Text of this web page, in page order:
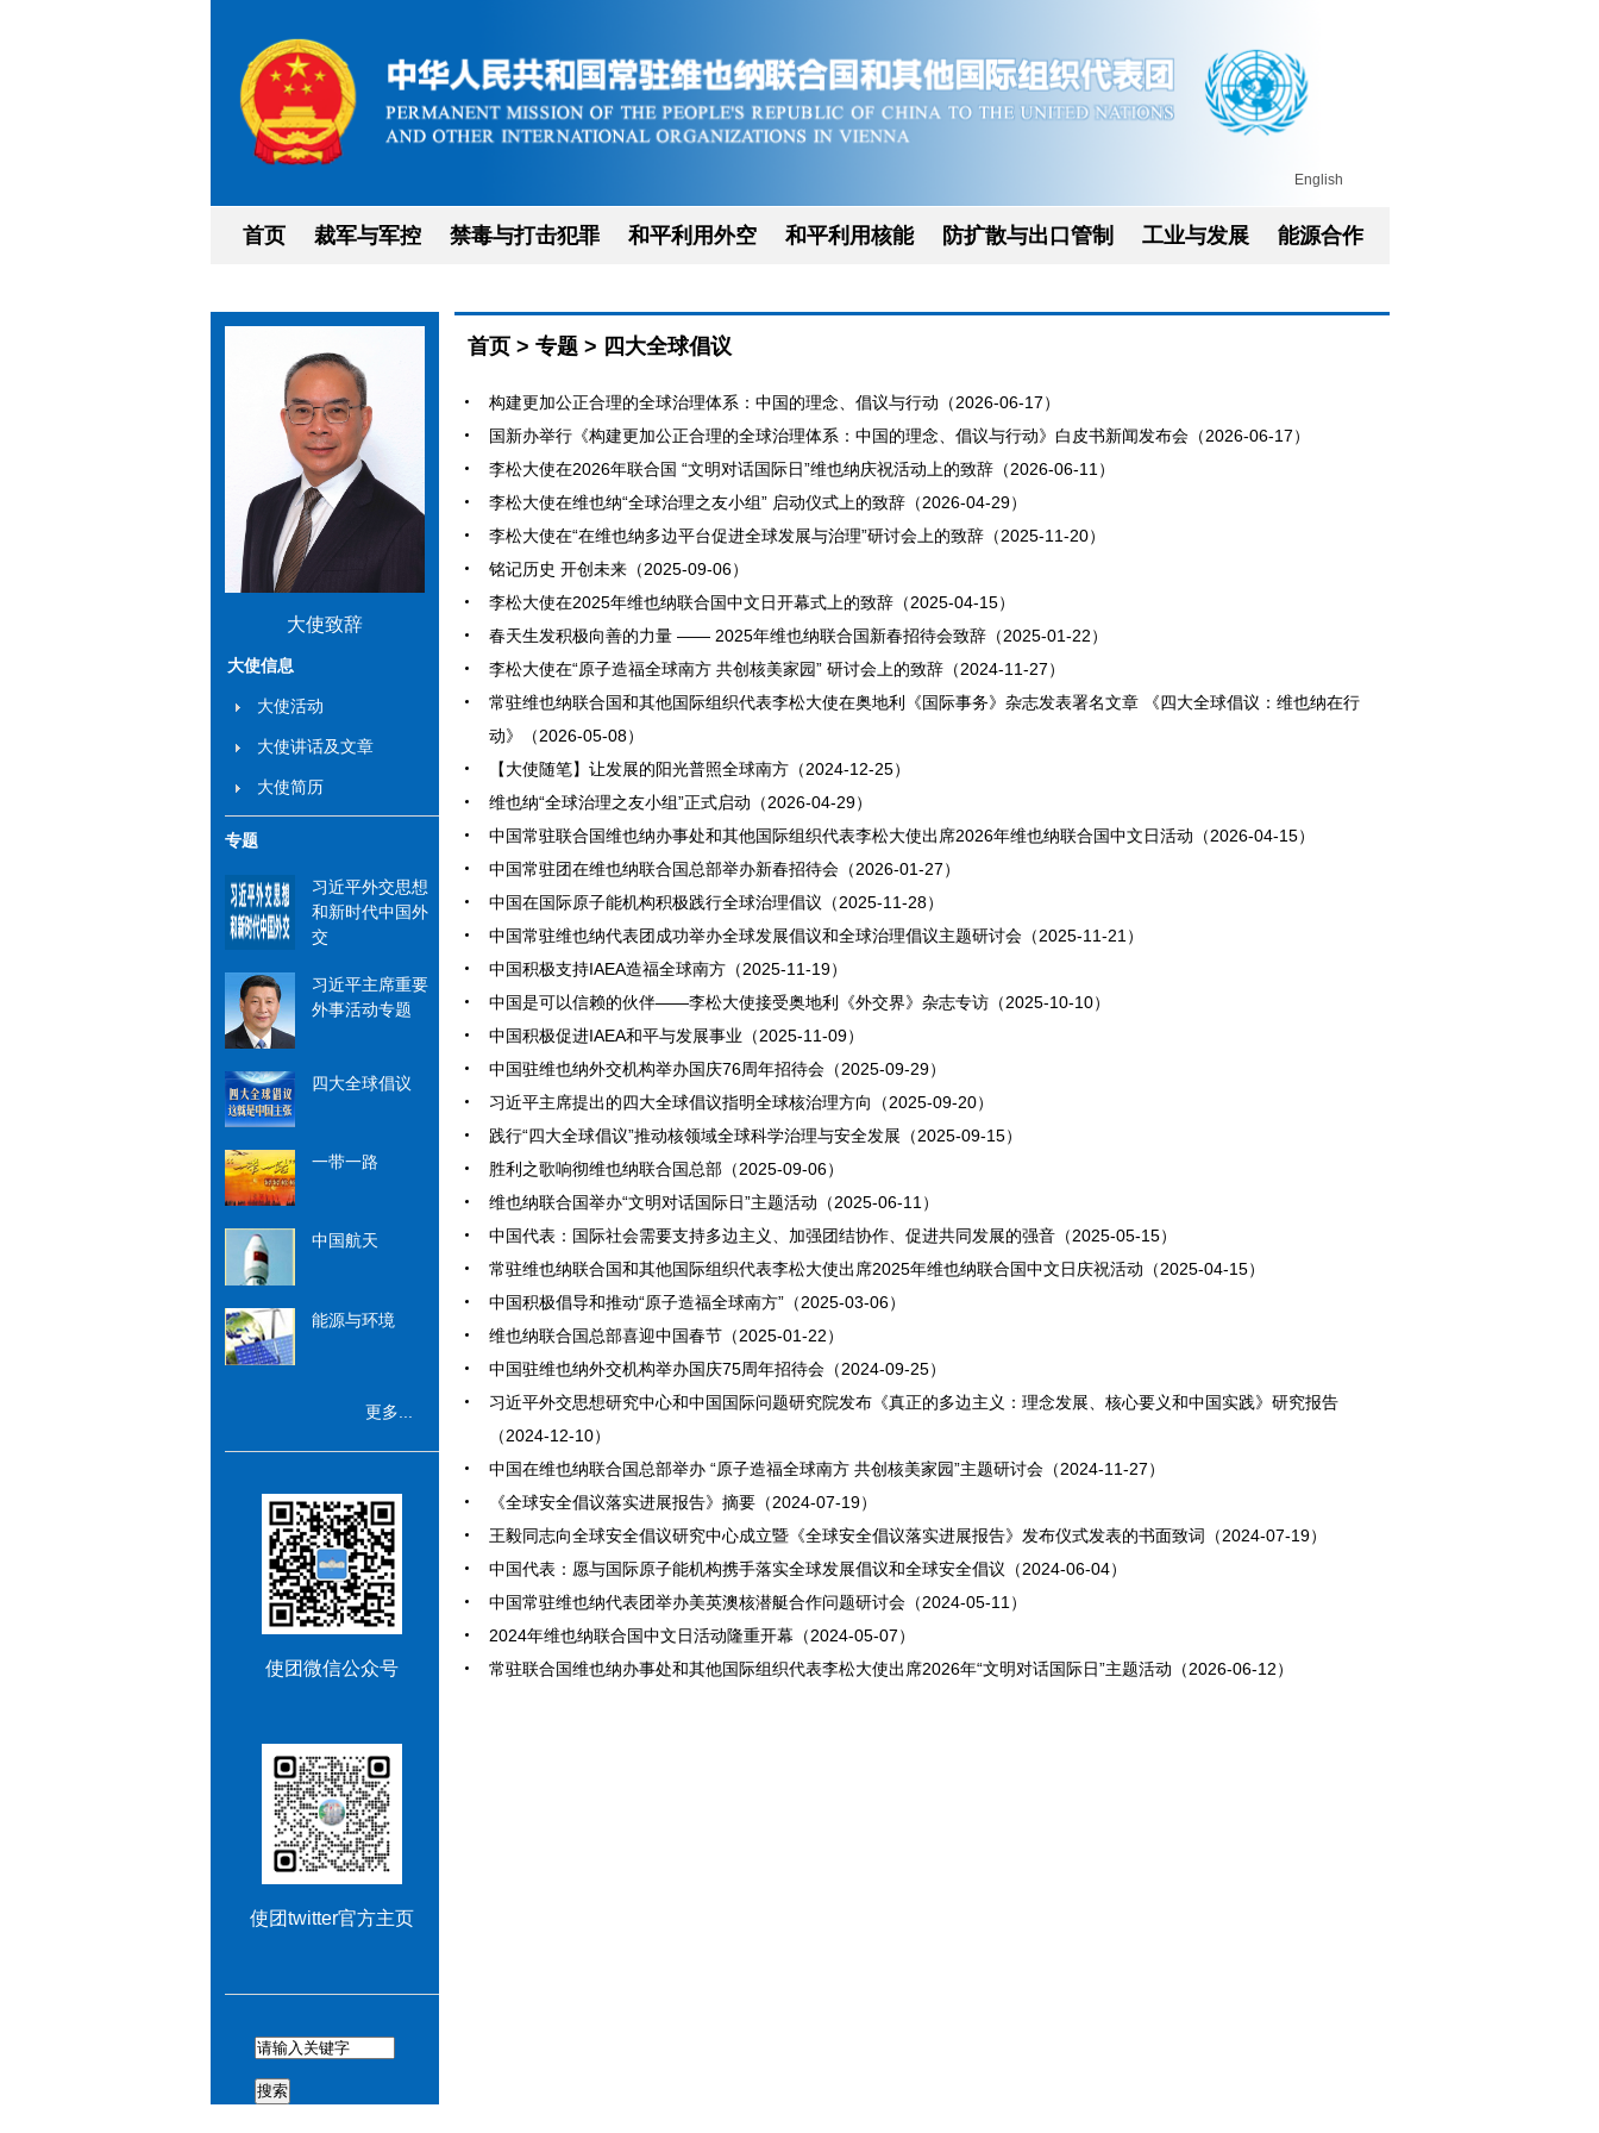
English
首页 裁军与军控 禁毒与打击犯罪 和平利用外空 和平利用核能 防扩散与出口管制 工业与发展 能源合作
大使致辞
大使信息
大使活动
大使讲话及文章
大使简历
专题
习近平外交思想
和新时代中国外
交
习近平主席重要
外事活动专题
四大全球倡议
一带一路
中国航天
能源与环境
更多...
使团微信公众号
使团twitter官方主页
搜索
首页> 专题> 四大全球倡议
构建更加公正合理的全球治理体系：中国的理念、倡议与行动（2026-06-17）
国新办举行《构建更加公正合理的全球治理体系：中国的理念、倡议与行动》白皮书新闻发布会（2026-06-17）
李松大使在2026年联合国 “文明对话国际日”维也纳庆祝活动上的致辞（2026-06-11）
李松大使在维也纳“全球治理之友小组” 启动仪式上的致辞（2026-04-29）
李松大使在“在维也纳多边平台促进全球发展与治理”研讨会上的致辞（2025-11-20）
铭记历史 开创未来（2025-09-06）
李松大使在2025年维也纳联合国中文日开幕式上的致辞（2025-04-15）
春天生发积极向善的力量 —— 2025年维也纳联合国新春招待会致辞（2025-01-22）
李松大使在“原子造福全球南方 共创核美家园” 研讨会上的致辞（2024-11-27）
常驻维也纳联合国和其他国际组织代表李松大使在奥地利《国际事务》杂志发表署名文章 《四大全球倡议：维也纳在行
动》（2026-05-08）
【大使随笔】让发展的阳光普照全球南方（2024-12-25）
维也纳“全球治理之友小组”正式启动（2026-04-29）
中国常驻联合国维也纳办事处和其他国际组织代表李松大使出席2026年维也纳联合国中文日活动（2026-04-15）
中国常驻团在维也纳联合国总部举办新春招待会（2026-01-27）
中国在国际原子能机构积极践行全球治理倡议（2025-11-28）
中国常驻维也纳代表团成功举办全球发展倡议和全球治理倡议主题研讨会（2025-11-21）
中国积极支持IAEA造福全球南方（2025-11-19）
中国是可以信赖的伙伴——李松大使接受奥地利《外交界》杂志专访（2025-10-10）
中国积极促进IAEA和平与发展事业（2025-11-09）
中国驻维也纳外交机构举办国庆76周年招待会（2025-09-29）
习近平主席提出的四大全球倡议指明全球核治理方向（2025-09-20）
践行“四大全球倡议”推动核领域全球科学治理与安全发展（2025-09-15）
胜利之歌响彻维也纳联合国总部（2025-09-06）
维也纳联合国举办“文明对话国际日”主题活动（2025-06-11）
中国代表：国际社会需要支持多边主义、加强团结协作、促进共同发展的强音（2025-05-15）
常驻维也纳联合国和其他国际组织代表李松大使出席2025年维也纳联合国中文日庆祝活动（2025-04-15）
中国积极倡导和推动“原子造福全球南方”（2025-03-06）
维也纳联合国总部喜迎中国春节（2025-01-22）
中国驻维也纳外交机构举办国庆75周年招待会（2024-09-25）
习近平外交思想研究中心和中国国际问题研究院发布《真正的多边主义：理念发展、核心要义和中国实践》研究报告
（2024-12-10）
中国在维也纳联合国总部举办 “原子造福全球南方 共创核美家园”主题研讨会（2024-11-27）
《全球安全倡议落实进展报告》摘要（2024-07-19）
王毅同志向全球安全倡议研究中心成立暨《全球安全倡议落实进展报告》发布仪式发表的书面致词（2024-07-19）
中国代表：愿与国际原子能机构携手落实全球发展倡议和全球安全倡议（2024-06-04）
中国常驻维也纳代表团举办美英澳核潜艇合作问题研讨会（2024-05-11）
2024年维也纳联合国中文日活动隆重开幕（2024-05-07）
常驻联合国维也纳办事处和其他国际组织代表李松大使出席2026年“文明对话国际日”主题活动（2026-06-12）